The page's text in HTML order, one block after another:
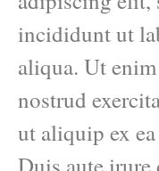
incididunt ut
aliqua. Ut
nostrud
ut aliquip ex